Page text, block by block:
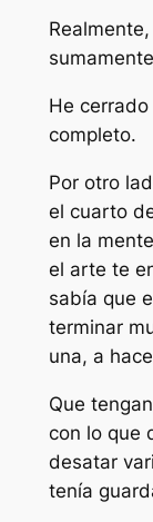
He
completo.
Por otro
el cuarto
en la
el arte te
sabía que
terminar
una, a
Que
con lo que
desatar
tenía